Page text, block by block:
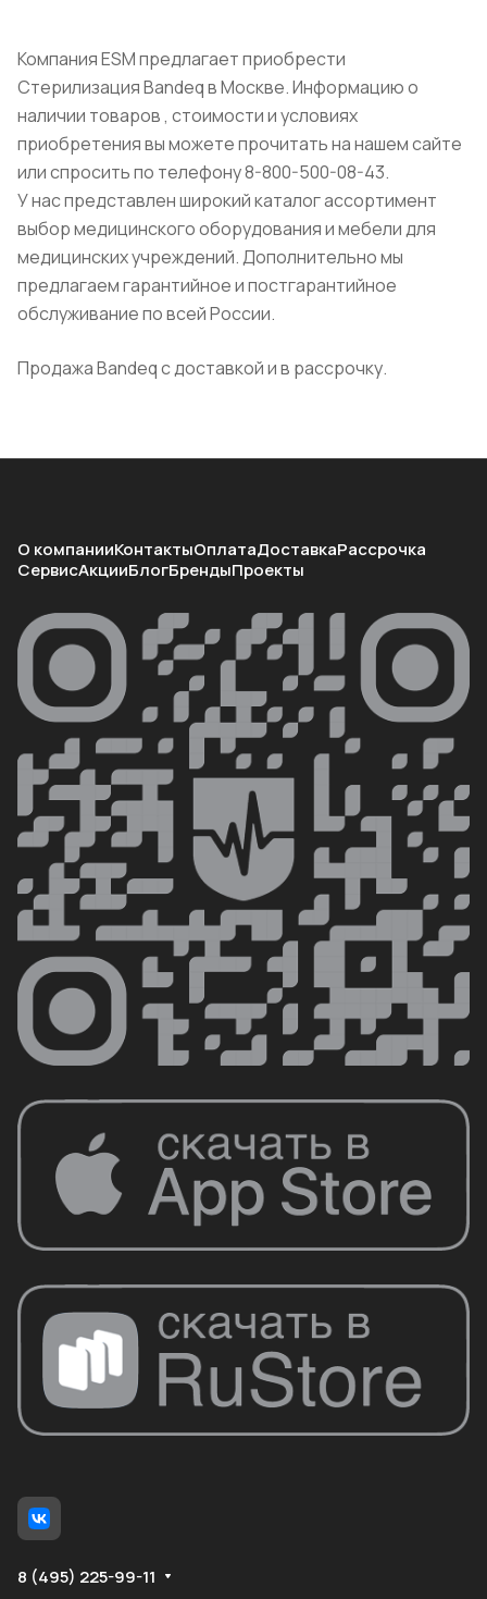
Компания ESM предлагает приобрести
Стерилизация Bandeq в Москве. Информацию о
наличии товаров , стоимости и условиях
приобретения вы можете прочитать на нашем сайте
или спросить по телефону 8-800-500-08-43.
У нас представлен широкий каталог ассортимент
выбор медицинского оборудования и мебели для
медицинских учреждений. Дополнительно мы
предлагаем гарантийное и постгарантийное
обслуживание по всей России.
Продажа Bandeq с доставкой и в рассрочку.
О компанииКонтактыОплатаДоставкаРассрочка
СервисАкцииБлогБрендыПроекты
8 (495) 225-99-11